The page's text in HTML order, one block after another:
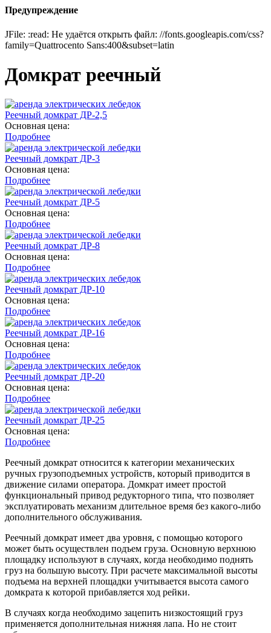
Предупреждение
JFile: :read: Не удаётся открыть файл: //fonts.googleapis.com/css?
family=Quattrocento Sans:400&subset=latin
Домкрат реечный
Реечный домкрат ДР-2,5
Основная цена:
Подробнее
Реечный домкрат ДР-3
Основная цена:
Подробнее
Реечный домкрат ДР-5
Основная цена:
Подробнее
Реечный домкрат ДР-8
Основная цена:
Подробнее
Реечный домкрат ДР-10
Основная цена:
Подробнее
Реечный домкрат ДР-16
Основная цена:
Подробнее
Реечный домкрат ДР-20
Основная цена:
Подробнее
Реечный домкрат ДР-25
Основная цена:
Подробнее
Реечный домкрат относится к категории механических
ручных грузоподъемных устройств, который приводится в
движение силами оператора. Домкрат имеет простой
функциональный привод редукторного типа, что позволяет
эксплуатировать механизм длительное время без какого-либо
дополнительного обслуживания.
Реечный домкрат имеет два уровня, с помощью которого
может быть осуществлен подъем груза. Основную верхнюю
площадку используют в случаях, когда необходимо поднять
груз на большую высоту. При расчете максимальной высоты
подъема на верхней площадки учитывается высота самого
домкрата к которой прибавляется ход рейки.
В случаях когда необходимо зацепить низкостоящий груз
применяется дополнительная нижняя лапа. Но не стоит